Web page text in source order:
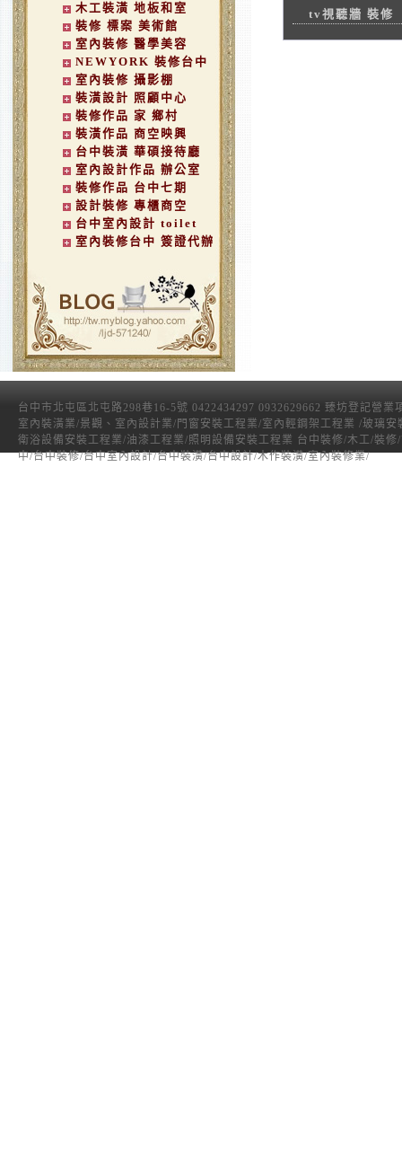
木工裝潢 地板和室
裝修 標案 美術館
室內裝修 醫學美容
NEWYORK 裝修台中
室內裝修 攝影棚
裝潢設計 照顧中心
裝修作品 家 鄉村
裝潢作品 商空映興
台中裝潢 華碩接待廳
室內設計作品 辦公室
裝修作品 台中七期
設計裝修 專櫃商空
台中室內設計 toilet
室內裝修台中 簽證代辦
tv視聽牆 裝修
台中市北屯區北屯路298巷16-5號 0422434297 0932629662 臻坊登記營業
室內裝潢業/景觀、室內設計業/門窗安裝工程業/室內輕鋼架工程業 /玻璃安
衛浴設備安裝工程業/油漆工程業/照明設備安裝工程業 台中裝修/木工/裝修
中/台中裝修/台中室內設計/台中裝潢/台中設計/木作裝潢/室內裝修業/